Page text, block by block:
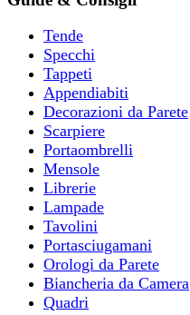
Tende
Specchi
Tappeti
Appendiabiti
Decorazioni da Parete
Scarpiere
Portaombrelli
Mensole
Librerie
Lampade
Tavolini
Portasciugamani
Orologi da Parete
Biancheria da Camera
Quadri